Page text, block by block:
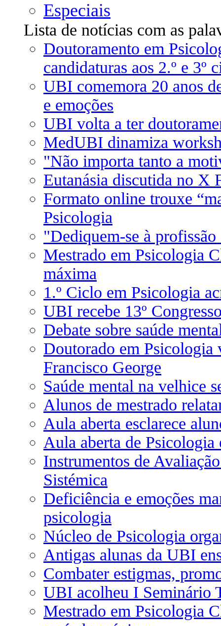
Especiais
Lista de notícias com as
Doutoramento em
candidaturas aos 2.º e 3º
UBI comemora 20 anos
e emoções
UBI volta a ter
MedUBI dinamiza
"Não importa tanto a
Eutanásia discutida no X
Formato online trouxe
Psicologia
"Dediquem-se à
Mestrado em Psicologia
máxima
1.º Ciclo em Psicologia
UBI recebe 13º
Debate sobre saúde
Doutorado em Psicologia
Francisco George
Saúde mental na velhice
Alunos de mestrado
Aula aberta esclarece
Aula aberta de
Instrumentos de
Sistémica
Deficiência e emoções
psicologia
Núcleo de Psicologia
Antigas alunas da UBI
Combater estigmas,
UBI acolheu I Seminário
Mestrado em Psicologia